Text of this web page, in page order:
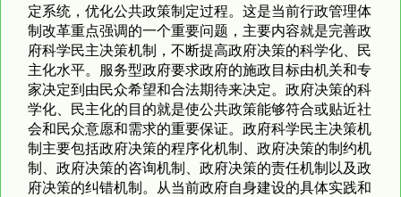
定系统，优化公共政策制定过程。这是当前行政管理体
制改革重点强调的一个重要问题，主要内容就是完善政
府科学民主决策机制，不断提高政府决策的科学化、民
主化水平。服务型政府要求政府的施政目标由机关和专
家决定到由民众希望和合法期待来决定。政府决策的科
学化、民主化的目的就是使公共政策能够符合或贴近社
会和民众意愿和需求的重要保证。政府科学民主决策机
制主要包括政府决策的程序化机制、政府决策的制约机
制、政府决策的咨询机制、政府决策的责任机制以及政
府决策的纠错机制。从当前政府自身建设的具体实践和